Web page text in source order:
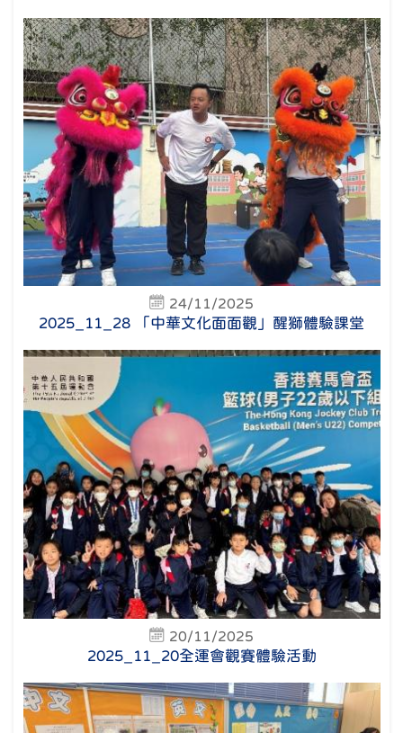
24/11/2025
2025_11_28 「中華文化面面觀」醒獅體驗課堂
20/11/2025
2025_11_20全運會觀賽體驗活動